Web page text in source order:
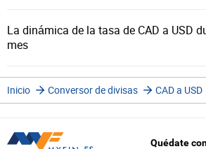
La dinámica de la tasa de CAD a USD
mes
Inicio Conversor de divisas CAD a USD
Quédate